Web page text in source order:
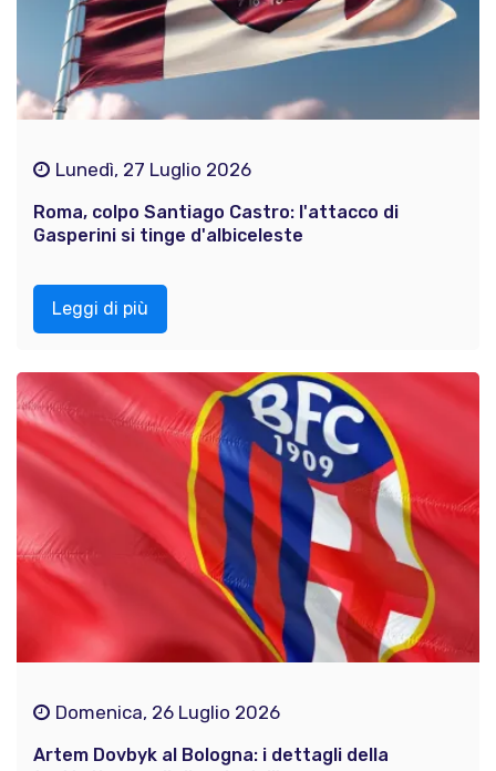
Lunedì, 27 Luglio 2026
Roma, colpo Santiago Castro: l'attacco di
Gasperini si tinge d'albiceleste
Leggi di più
Domenica, 26 Luglio 2026
Artem Dovbyk al Bologna: i dettagli della